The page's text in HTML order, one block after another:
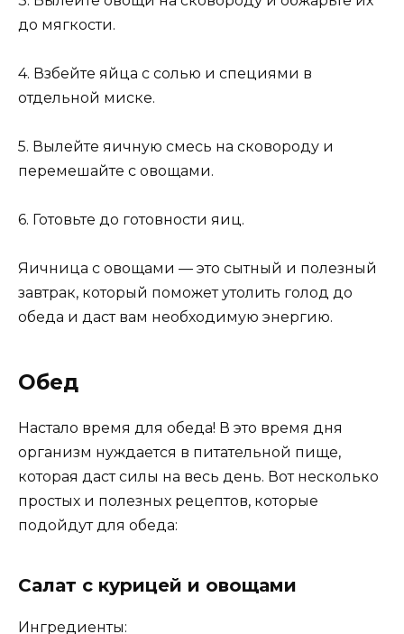
до мягкости.
4. Взбейте яйца с солью и специями в
отдельной миске.
5. Вылейте яичную смесь на сковороду и
перемешайте с овощами.
6. Готовьте до готовности яиц.
Яичница с овощами — это сытный и полезный
завтрак, который поможет утолить голод до
обеда и даст вам необходимую энергию.
Обед
Настало время для обеда! В это время дня
организм нуждается в питательной пище,
которая даст силы на весь день. Вот несколько
простых и полезных рецептов, которые
подойдут для обеда:
Салат с курицей и овощами
Ингредиенты: